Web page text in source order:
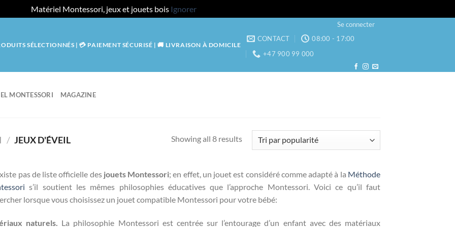
Matériel Montessori, jeux et jouets bois Ignorer
SÉLECTIONNÉS | 💳 PAIEMENT SÉCURISÉ | 🚚 LIVRAISON À DOMICILE
Se connecter
CONTACT
08:00 - 17:00
+47 900 99 000
MONTESSORI MAGAZINE
/ JEUX D'ÉVEIL Showing all 8 results
pas de liste officielle des jouets Montessori; en effet, un jouet est considéré comme adapté à la Méthode
s’il soutient les mêmes philosophies éducatives que l’approche Montessori. Voici ce qu’il faut
lorsque vous choisissez un jouet compatible Montessori pour votre bébé:
naturels.
La philosophie Montessori est centrée sur l’entourage d’un enfant avec des matériaux